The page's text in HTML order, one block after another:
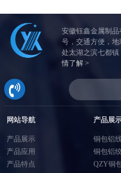
安徽钰鑫金属制
号，交通方便，
处太湖之滨七都镇
情了解 >
网站导航
产品展示
产品应用
产品特点
产品展
铜包铝
铜包铝
QZY铜